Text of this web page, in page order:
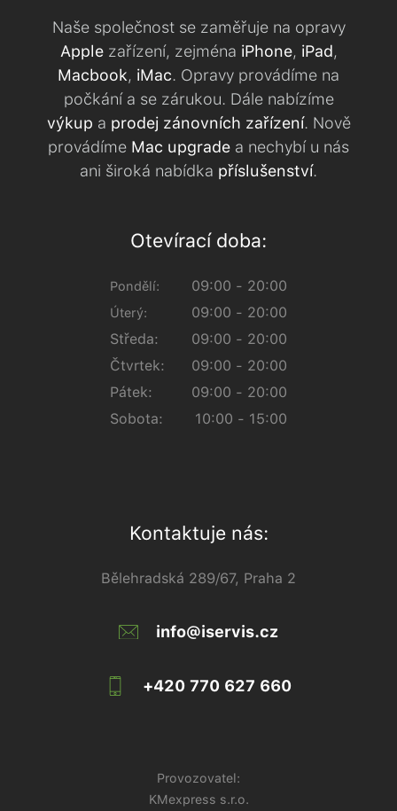
Naše společnost se zaměřuje na opravy
Applezařízení, zejména iPhone, iPad,
Macbook, iMac. Opravy provádíme na
počkání a se zárukou. Dále nabízíme
výkup a prodej zánovních zařízení. Nově
provádíme Mac upgrade a nechybí u nás
ani široká nabídka příslušenství.
Otevírací doba:
Pondělí:
Úterý:
Středa:
Čtvrtek:
Pátek:
Sobota:
09:00 - 20:00
09:00 - 20:00
09:00 - 20:00
09:00 - 20:00
09:00 - 20:00
10:00 - 15:00
Kontaktuje nás:
Bělehradská 289/67, Praha 2
info@iservis.cz
+420 770 627 660
Provozovatel:
KMexpress s.r.o.